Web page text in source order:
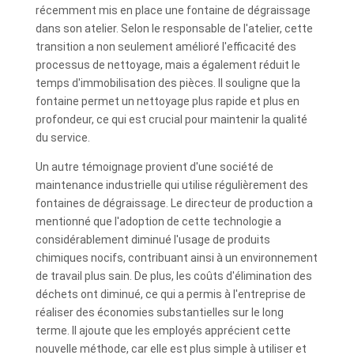
récemment mis en place une fontaine de dégraissage
dans son atelier. Selon le responsable de l'atelier, cette
transition a non seulement amélioré l'efficacité des
processus de nettoyage, mais a également réduit le
temps d'immobilisation des pièces. Il souligne que la
fontaine permet un nettoyage plus rapide et plus en
profondeur, ce qui est crucial pour maintenir la qualité
du service.
Un autre témoignage provient d'une société de
maintenance industrielle qui utilise régulièrement des
fontaines de dégraissage. Le directeur de production a
mentionné que l'adoption de cette technologie a
considérablement diminué l'usage de produits
chimiques nocifs, contribuant ainsi à un environnement
de travail plus sain. De plus, les coûts d'élimination des
déchets ont diminué, ce qui a permis à l'entreprise de
réaliser des économies substantielles sur le long
terme. Il ajoute que les employés apprécient cette
nouvelle méthode, car elle est plus simple à utiliser et